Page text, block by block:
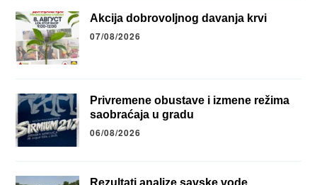
Akcija dobrovoljnog davanja krvi
07/08/2026
Privremene obustave i izmene režima
saobraćaja u gradu
06/08/2026
Rezultati analize savske vode